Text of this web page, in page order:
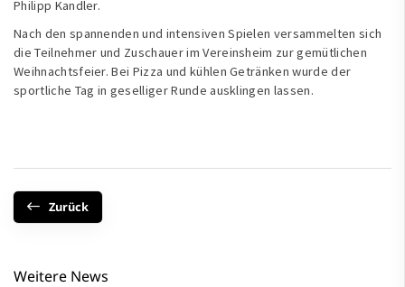
Philipp Kandler.
Nach den spannenden und intensiven Spielen versammelten sich
die Teilnehmer und Zuschauer im Vereinsheim zur gemütlichen
Weihnachtsfeier. Bei Pizza und kühlen Getränken wurde der
sportliche Tag in geselliger Runde ausklingen lassen.
Zurück
Weitere News